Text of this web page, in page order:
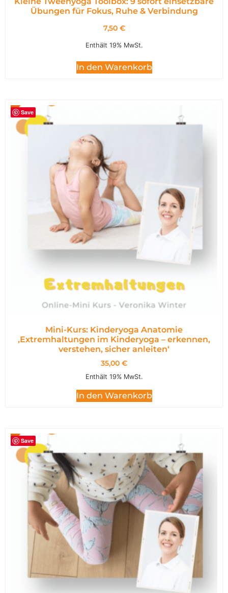
Übungen für Fokus, Ruhe & Verbindung
7,50 €
Enthält 19% MwSt.
In den Warenkorb
Save
Mini-Kurs: Kinderyoga Anatomie
,Extremhaltungen im Kinderyoga – erkennen,
verstehen, sicher anleiten‘
35,00 €
Enthält 19% MwSt.
In den Warenkorb
Save